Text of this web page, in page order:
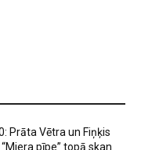
Prāta Vētra un Fiņķis
pīpe” topā skan